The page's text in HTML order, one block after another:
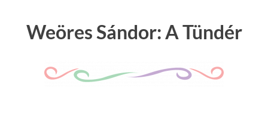
Weöres Sándor: A Tündér